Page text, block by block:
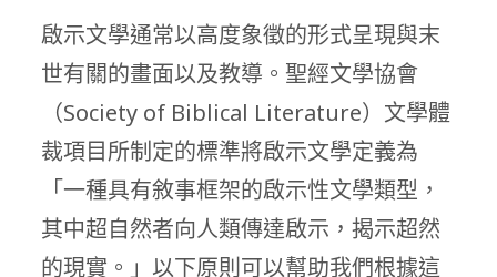
啟示文學通常以高度象徵的形式呈現與末
世有關的畫面以及教導。聖經文學協會
（Society of Biblical Literature）文學體
裁項目所制定的標準將啟示文學定義為
「一種具有敘事框架的啟示性文學類型，
其中超自然者向人類傳達啟示，揭示超然
的現實。」以下原則可以幫助我們根據這